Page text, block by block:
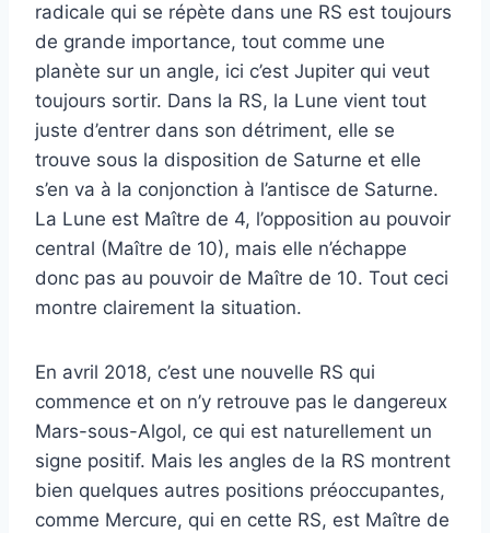
radicale qui se répète dans une RS est toujours
de grande importance, tout comme une
planète sur un angle, ici c’est Jupiter qui veut
toujours sortir. Dans la RS, la Lune vient tout
juste d’entrer dans son détriment, elle se
trouve sous la disposition de Saturne et elle
s’en va à la conjonction à l’antisce de Saturne.
La Lune est Maître de 4, l’opposition au pouvoir
central (Maître de 10), mais elle n’échappe
donc pas au pouvoir de Maître de 10. Tout ceci
montre clairement la situation.
En avril 2018, c’est une nouvelle RS qui
commence et on n’y retrouve pas le dangereux
Mars-sous-Algol, ce qui est naturellement un
signe positif. Mais les angles de la RS montrent
bien quelques autres positions préoccupantes,
comme Mercure, qui en cette RS, est Maître de